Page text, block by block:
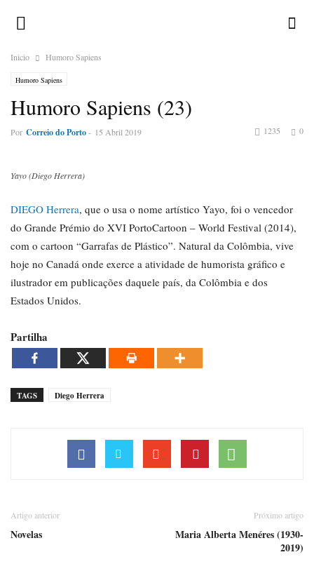
Inicio Humoro Sapiens
Humoro Sapiens
Humoro Sapiens (23)
Por Correio do Porto- 15 Abril 2019 0
1235
Yayo (Diego Herrera)
DIEGO Herrera, que o usa o nome artístico Yayo, foi o vencedor
do Grande Prémio do XVI PortoCartoon – World Festival (2014),
com o cartoon “Garrafas de Plástico”. Natural da Colômbia, vive
hoje no Canadá onde exerce a atividade de humorista gráfico e
ilustrador em publicações daquele país, da Colômbia e dos
Estados Unidos.
Partilha
TAGS Diego Herrera
Artigo anterior
Novelas
Próximo artigo
Maria Alberta Menéres (1930-
2019)